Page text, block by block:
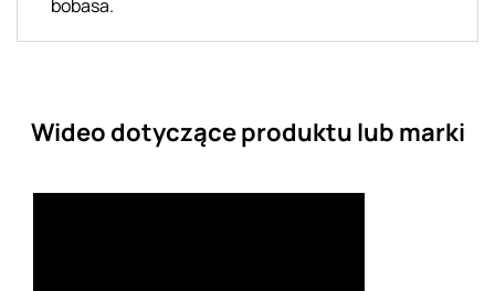
bobasa.
Wideo dotyczące produktu lub marki